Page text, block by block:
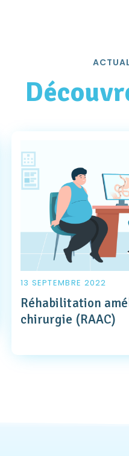
13 SEPTEMBRE 2022
Réhabilitation
chirurgie (RAAC)